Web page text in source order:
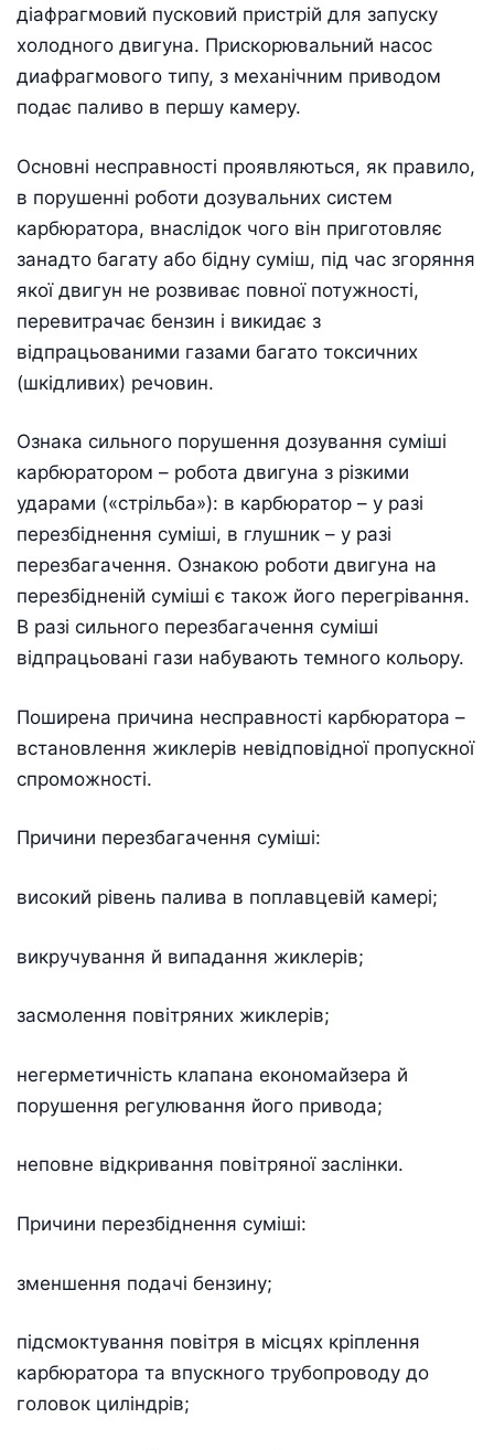
діафрагмовий пусковий пристрій для запуску
холодного двигуна. Прискорювальний насос
диафрагмового типу, з механічним приводом
подає паливо в першу камеру.
Основні несправності проявляються, як правило,
в порушенні роботи дозувальних систем
карбюратора, внаслідок чого він приготовляє
занадто багату або бідну суміш, під час згоряння
якої двигун не розвиває повної потужності,
перевитрачає бензин і викидає з
відпрацьованими газами багато токсичних
(шкідливих) речовин.
Ознака сильного порушення дозування суміші
карбюратором – робота двигуна з різкими
ударами («стрільба»): в карбюратор – у разі
перезбіднення суміші, в глушник – у разі
перезбагачення. Ознакою роботи двигуна на
перезбідненій суміші є також його перегрівання.
В разі сильного перезбагачення суміші
відпрацьовані гази набувають темного кольору.
Поширена причина несправності карбюратора –
встановлення жиклерів невідповідної пропускної
спроможності.
Причини перезбагачення суміші:
високий рівень палива в поплавцевій камері;
викручування й випадання жиклерів;
засмолення повітряних жиклерів;
негерметичність клапана економайзера й
порушення регулювання його привода;
неповне відкривання повітряної заслінки.
Причини перезбіднення суміші:
зменшення подачі бензину;
підсмоктування повітря в місцях кріплення
карбюратора та впускного трубопроводу до
головок циліндрів;